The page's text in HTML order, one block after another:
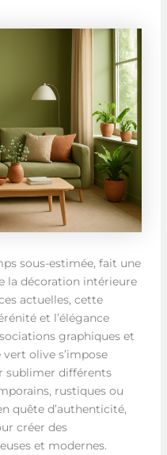
sous-estimée, fait une
la décoration intérieure
actuelles, cette
et l’élégance
graphiques et
olive s’impose
sublimer différents
rustiques ou
quête d’authenticité,
créer des
et modernes.